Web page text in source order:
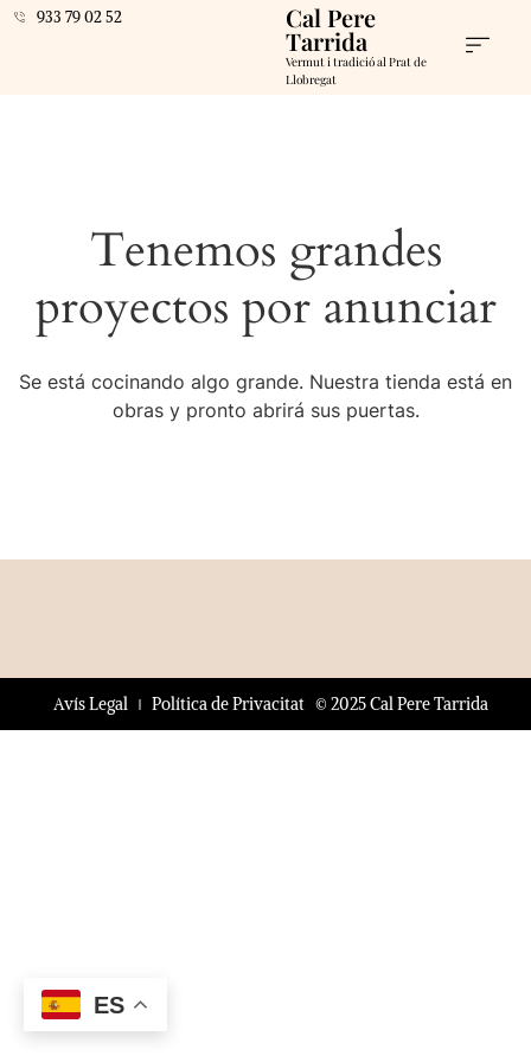
933 79 02 52 Cal Pere
Tarrida
Vermut i tradició al Prat de
Llobregat
Tenemos grandes
proyectos por anunciar
Se está cocinando algo grande. Nuestra tienda está en
obras y pronto abrirá sus puertas.
© 2025 Cal Pere Tarrida
Avís Legal Política de Privacitat
ES